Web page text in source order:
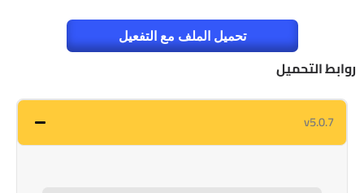
تحميل الملف مع التفعيل
روابط التحميل
v5.0.7